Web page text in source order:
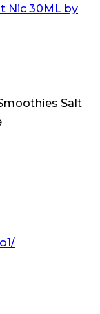
Nic 30ML by
Salt